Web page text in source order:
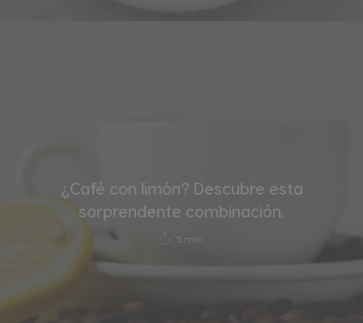
¿Café con limón? Descubre esta
sorprendente combinación.
5 min